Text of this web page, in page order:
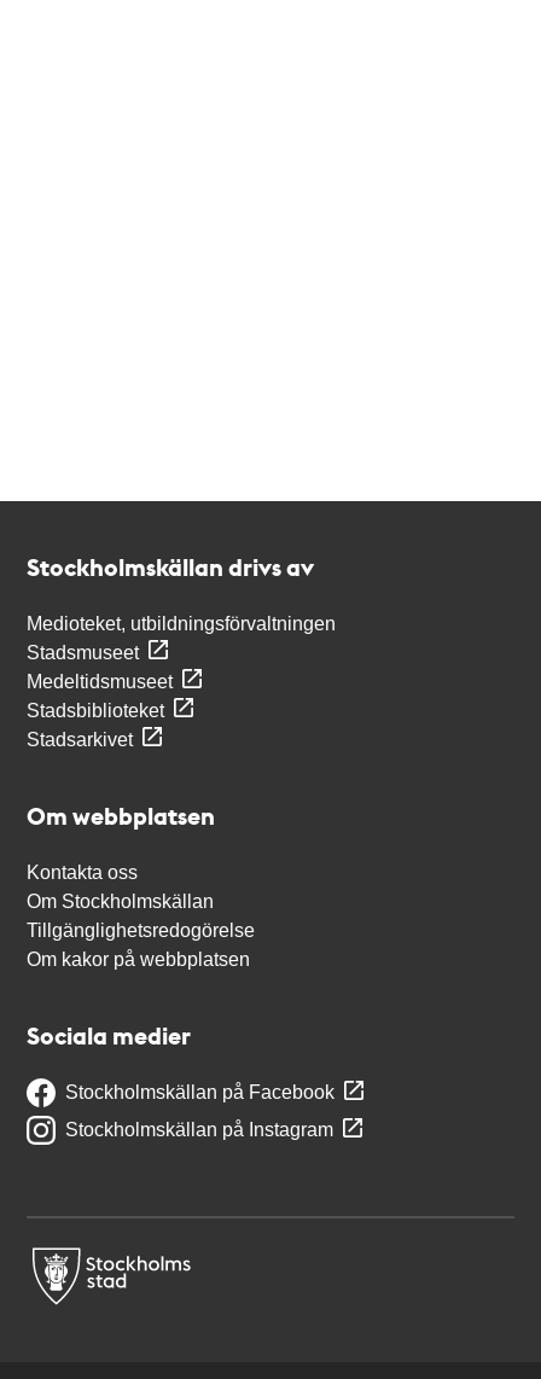
Stockholmskällan drivs av
Medioteket, utbildningsförvaltningen
Stadsmuseet
Medeltidsmuseet
Stadsbiblioteket
Stadsarkivet
Om webbplatsen
Kontakta oss
Om Stockholmskällan
Tillgänglighetsredogörelse
Om kakor på webbplatsen
Sociala medier
Stockholmskällan på Facebook
Stockholmskällan på Instagram